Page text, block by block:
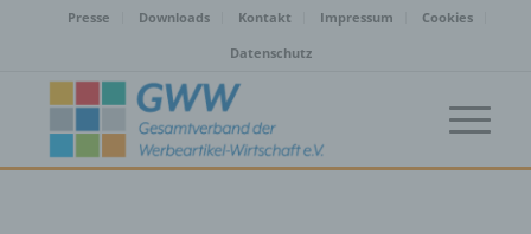
Presse Downloads Kontakt Impressum
Cookies
Datenschutz